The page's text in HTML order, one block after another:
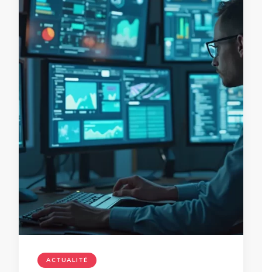
ACTUALITÉ